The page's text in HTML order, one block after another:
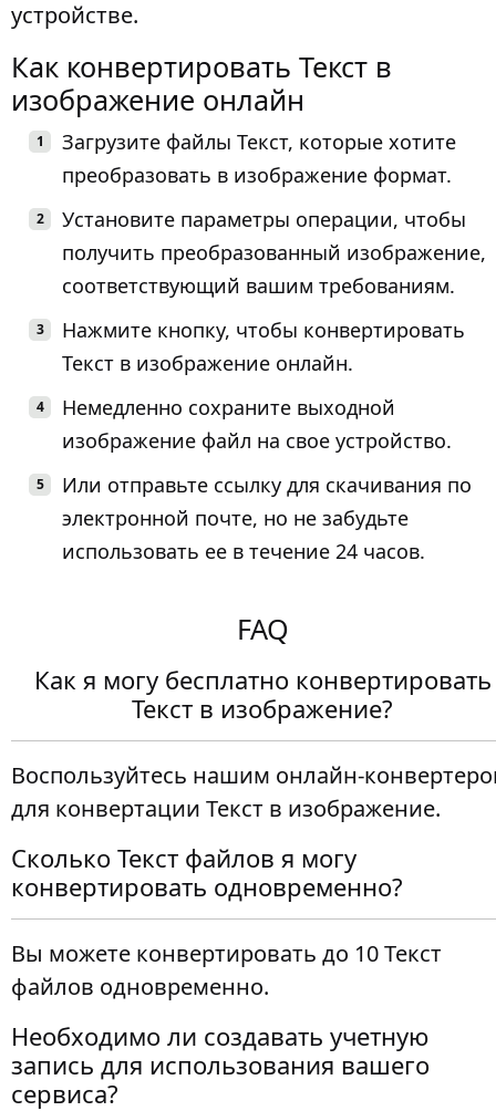
устройстве.
Как конвертировать Текст в
изображение онлайн
Загрузите файлы Текст, которые хотите
преобразовать в изображение формат.
Установите параметры операции, чтобы
получить преобразованный изображение,
соответствующий вашим требованиям.
Нажмите кнопку, чтобы конвертировать
Текст в изображение онлайн.
Немедленно сохраните выходной
изображение файл на свое устройство.
Или отправьте ссылку для скачивания по
электронной почте, но не забудьте
использовать ее в течение 24 часов.
FAQ
Как я могу бесплатно конвертировать
Текст в изображение?
Воспользуйтесь нашим онлайн-
для конвертации Текст в изображение.
Сколько Текст файлов я могу
конвертировать одновременно?
Вы можете конвертировать до 10 Текст
файлов одновременно.
Необходимо ли создавать учетную
запись для использования вашего
сервиса?